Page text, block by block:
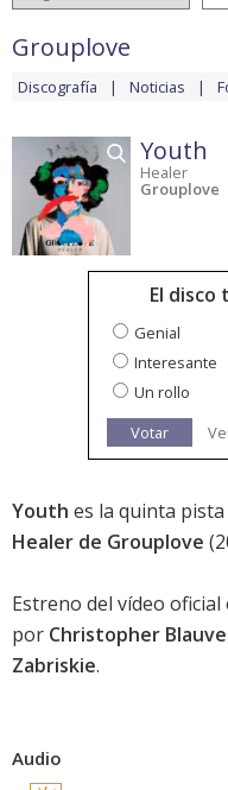
Grouplove
Discografía Noticias
Youth
Healer
Grouplove
El disco
Genial
Interesante
Un rollo
Votar
Youth es la quinta
Healer de Grouplove
Estreno del vídeo
por Christopher
Zabriskie.
Audio